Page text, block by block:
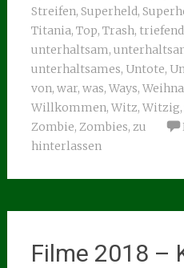
Streifen, Superheld,
Titania, Top, Trash, triefend
unterhaltsam,
unterhaltsames, Untote,
von, war, was, Ways,
Willkommen, Witz, Witzig,
Zombie, Zombies, zu
hinterlassen
Filme 2018 –